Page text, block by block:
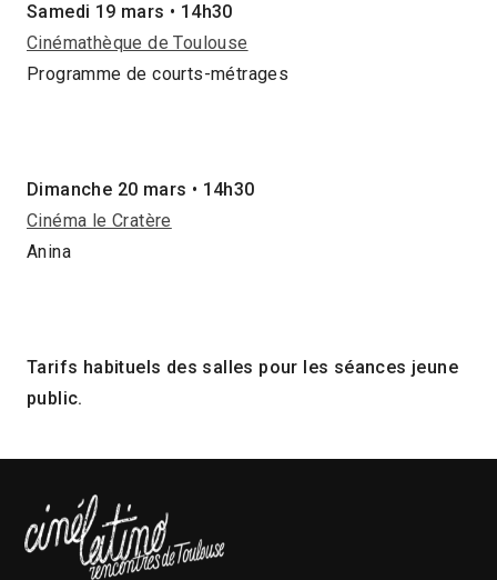
Samedi 19 mars • 14h30
Cinémathèque de Toulouse
Programme de courts-métrages
Dimanche 20 mars • 14h30
Cinéma le Cratère
Anina
Tarifs habituels des salles pour les séances jeune
public.